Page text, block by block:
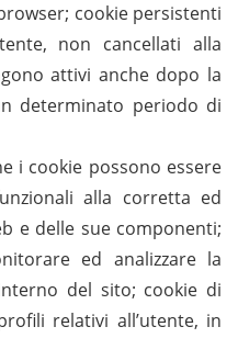
cookie persistenti
non cancellati alla
attivi anche dopo la
determinato periodo di
i cookie possono essere
alla corretta ed
e delle sue componenti;
ed analizzare la
del sito; cookie di
relativi all’utente, in